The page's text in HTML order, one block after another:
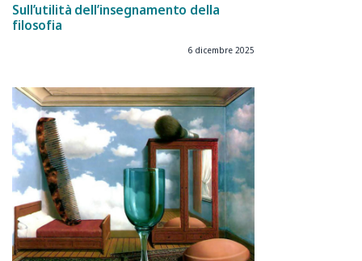
Sull’utilità dell’insegnamento della
filosofia
6 dicembre 2025